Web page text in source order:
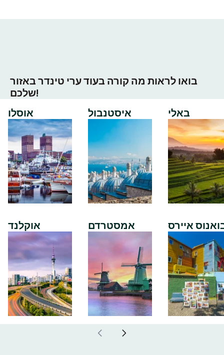
בואו לראות מה קורה בעוד ערי טינדר באזור
שלכם!
אוסלו
אוקלנד
איסטנבול
אמסטרדם
באלי
איירס